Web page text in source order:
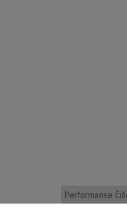
Performanse